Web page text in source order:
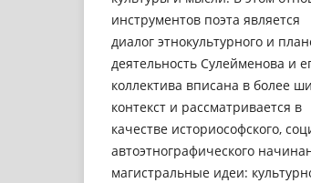
инструментов поэта является
диалог этнокультурного и
деятельность Сулейменова и
коллектива вписана в более
контекст и рассматривается в
качестве историософского,
автоэтнографического
магистральные идеи: